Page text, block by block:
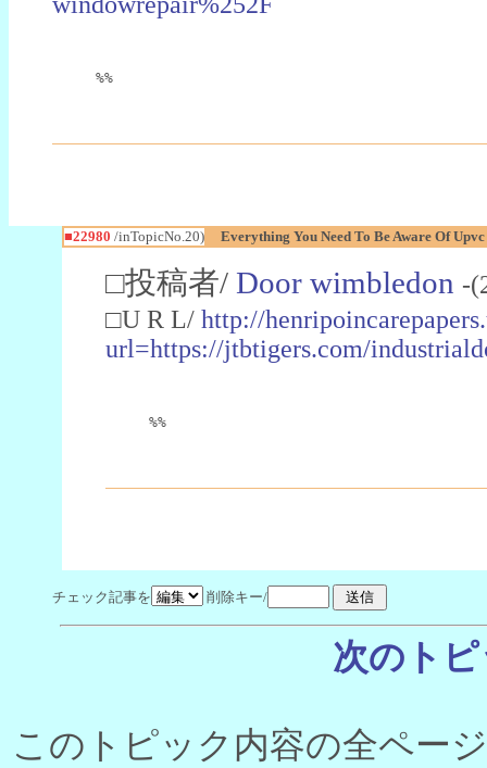
%%
■22980 /inTopicNo.20) Everything You Need To Be Aware Of
□投稿者/ Door wimbledon -
□U R L/ http://
url=https://jtbtigers.com/
%%
チェック記事を 削除キー/
次のト
このトピック内容の全ペー